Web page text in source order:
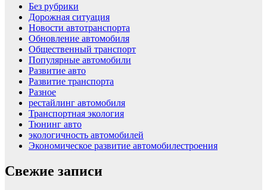
Без рубрики
Дорожная ситуация
Новости автотранспорта
Обновление автомобиля
Общественный транспорт
Популярные автомобили
Развитие авто
Развитие транспорта
Разное
рестайлинг автомобиля
Транспортная экология
Тюнинг авто
экологичность автомобилей
Экономическое развитие автомобилестроения
Свежие записи